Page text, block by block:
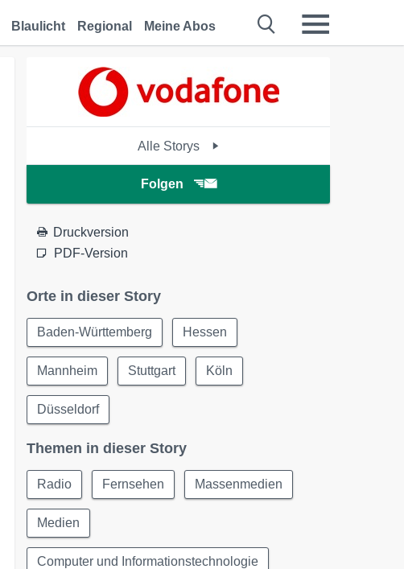
Blaulicht Regional Meine Abos
Alle Storys
Folgen
Druckversion
PDF-Version
Orte in dieser Story
Baden-Württemberg Hessen
Mannheim Stuttgart Köln
Düsseldorf
Themen in dieser Story
Radio Fernsehen Massenmedien
Medien
Computer und Informationstechnologie